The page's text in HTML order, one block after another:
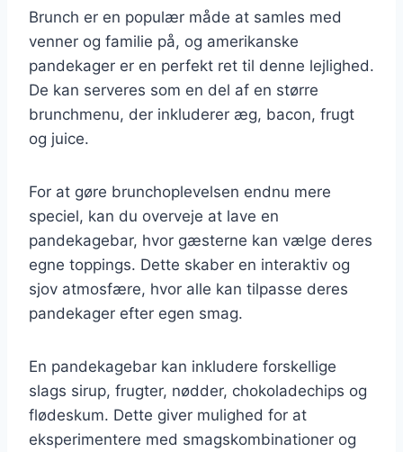
Brunch er en populær måde at samles med
venner og familie på, og amerikanske
pandekager er en perfekt ret til denne lejlighed.
De kan serveres som en del af en større
brunchmenu, der inkluderer æg, bacon, frugt
og juice.
For at gøre brunchoplevelsen endnu mere
speciel, kan du overveje at lave en
pandekagebar, hvor gæsterne kan vælge deres
egne toppings. Dette skaber en interaktiv og
sjov atmosfære, hvor alle kan tilpasse deres
pandekager efter egen smag.
En pandekagebar kan inkludere forskellige
slags sirup, frugter, nødder, chokoladechips og
flødeskum. Dette giver mulighed for at
eksperimentere med smagskombinationer og